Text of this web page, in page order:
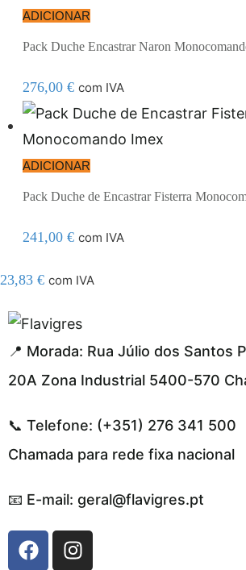
ADICIONAR
Pack Duche Encastrar Naron
276,00 € com IVA
ADICIONAR
Pack Duche de Encastrar Fisterra
241,00 € com IVA
23,83 € com IVA
resmi adresi
📍 Morada: Rua Júlio dos Santos
20A Zona Industrial 5400-570
📞 Telefone: (+351) 276 341 500
Chamada para rede fixa nacional
📧 E-mail: geral@flavigres.pt